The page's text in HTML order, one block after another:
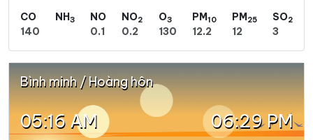
CO
140
NH3
NO
0.1
NO2
0.2
O3
130
PM10
12.2
PM25
12
SO2
3
Bình minh / Hoàng hôn
05:16 AM 06:29 PM